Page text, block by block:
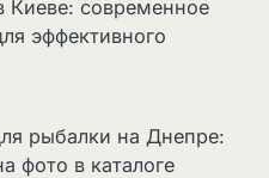
Киеве: современное
эффективного
рыбалки на Днепре:
фото в каталоге